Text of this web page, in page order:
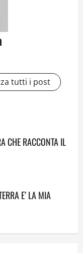
tutti i post
CHE RACCONTA IL
E’ LA MIA